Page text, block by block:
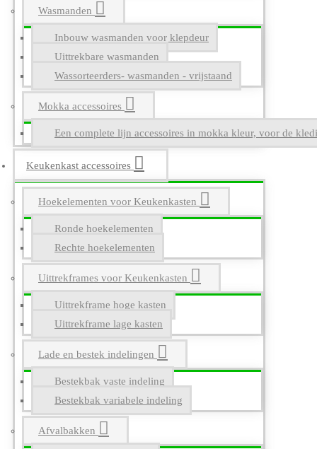
Wasmanden
Inbouw wasmanden voor klepdeur
Uittrekbare wasmanden
Wassorteerders- wasmanden - vrijstaand
Mokka accessoires
Een complete lijn accessoires in mokka kleur, voor de
Keukenkast accessoires
Hoekelementen voor Keukenkasten
Ronde hoekelementen
Rechte hoekelementen
Uittrekframes voor Keukenkasten
Uittrekframe hoge kasten
Uittrekframe lage kasten
Lade en bestek indelingen
Bestekbak vaste indeling
Bestekbak variabele indeling
Afvalbakken